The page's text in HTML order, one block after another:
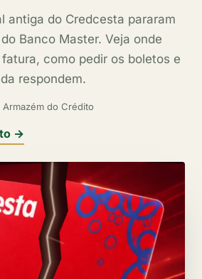
antiga do Credcesta pararam
Banco Master. Veja onde
como pedir os boletos e
respondem.
Armazém do Crédito
→